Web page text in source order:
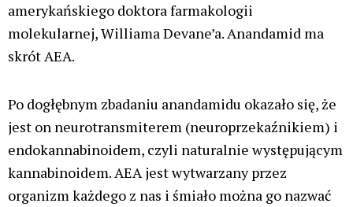
amerykańskiego doktora farmakologii
molekularnej, Williama Devane’a. Anandamid ma
skrót AEA.
Po dogłębnym zbadaniu anandamidu okazało się, że
jest on neurotransmiterem (neuroprzekaźnikiem) i
endokannabinoidem, czyli naturalnie występującym
kannabinoidem. AEA jest wytwarzany przez
organizm każdego z nas i śmiało można go nazwać